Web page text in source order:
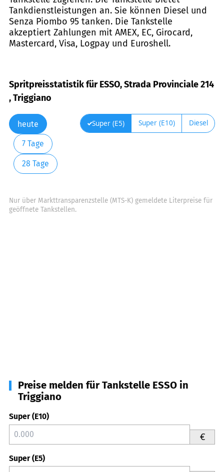
Tankdienstleistungen an. Sie können Diesel und
Senza Piombo 95 tanken. Die Tankstelle
akzeptiert Zahlungen mit AMEX, EC, Girocard,
Mastercard, Visa, Logpay und Euroshell.
Spritpreisstatistik für ESSO, Strada Provinciale 214
, Triggiano
heute
7 Tage
28 Tage
Super (E5) Super (E10) Diesel
Nur über Markttransparenzstelle (MTS-K) gemeldete Literpreise für
geöffnete Tankstellen.
Preise melden für Tankstelle ESSO in
Triggiano
Super (E10)
€
Super (E5)